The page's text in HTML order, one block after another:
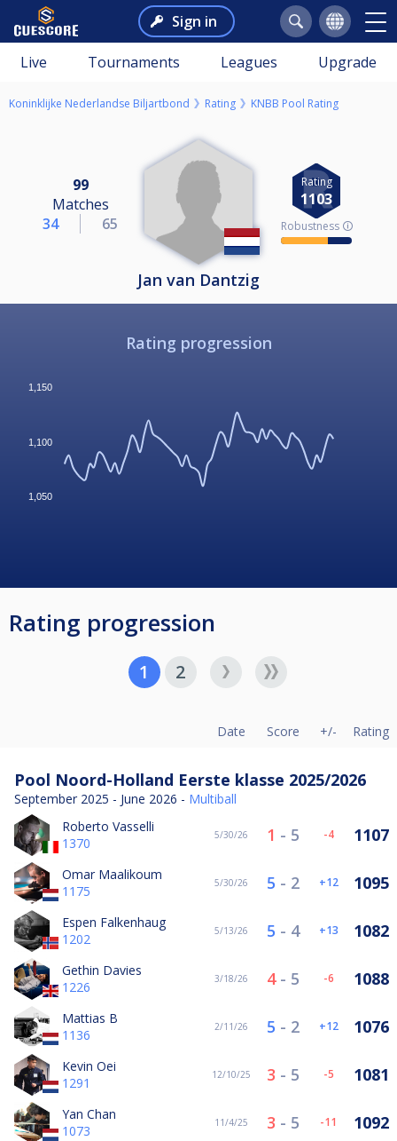
Sign in
Live Tournaments Leagues Upgrade
Koninklijke Nederlandse Biljartbond Rating KNBB Pool Rating
99
Matches
34
65
Rating
1103
Robustness 🛈
Jan van Dantzig
Rating progression
1,050
1,100
1,150
Rating progression
1 2
Date Score +/- Rating
Pool Noord-Holland Eerste klasse 2025/2026
September 2025 - June 2026 - Multiball
Roberto Vasselli
1370
5/30/26 1 - 5 -4 1107
Omar Maalikoum
1175
5/30/26 5 - 2 12 1095
Espen Falkenhaug
1202
5/13/26 5 - 4 13 1082
Gethin Davies
1226
3/18/26 4- 5 -6 1088
Mattias B
1136
2/11/26 5 - 2 12 1076
Kevin Oei
1291
12/10/25 3 - 5 -5 1081
Yan Chan
1073
11/4/25 3 - 5 -11 1092